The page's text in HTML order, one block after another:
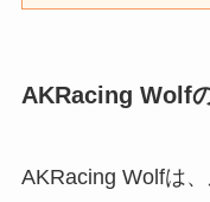
AKRacing Wolf
AKRacing Wolfは